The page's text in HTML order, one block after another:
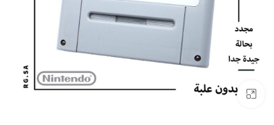
اضفط لتكبير الصورة